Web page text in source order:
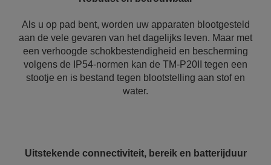
Als u op pad bent, worden uw apparaten blootgesteld
aan de vele gevaren van het dagelijks leven. Maar met
een verhoogde schokbestendigheid en bescherming
volgens de IP54-normen kan de TM-P20II tegen een
stootje en is bestand tegen blootstelling aan stof en
water.
Uitstekende connectiviteit, bereik en batterijduur